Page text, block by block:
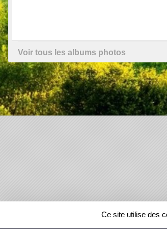
Voir tous les albums photos
REGIONS
Ce site utilise des